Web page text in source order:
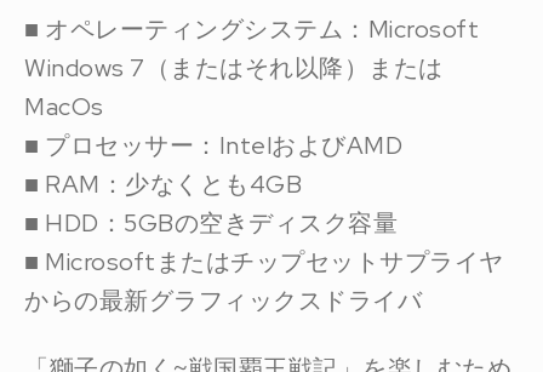
■ オペレーティングシステム：Microsoft
Windows 7（またはそれ以降）または
MacOs
■ プロセッサー：IntelおよびAMD
■ RAM：少なくとも4GB
■ HDD：5GBの空きディスク容量
■ Microsoftまたはチップセットサプライヤ
からの最新グラフィックスドライバ